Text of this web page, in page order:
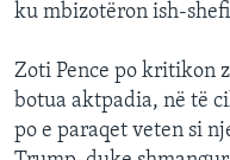
ku mbizotëron ish-
Zoti Pence po kritikon
botua aktpadia, në të
po e paraqet veten si